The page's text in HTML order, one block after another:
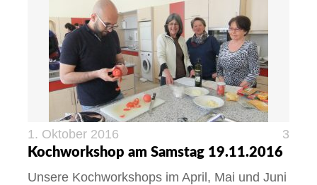
1. Oktober 2016
3
Kochworkshop am Samstag 19.11.2016
Unsere Kochworkshops im April, Mai und Juni